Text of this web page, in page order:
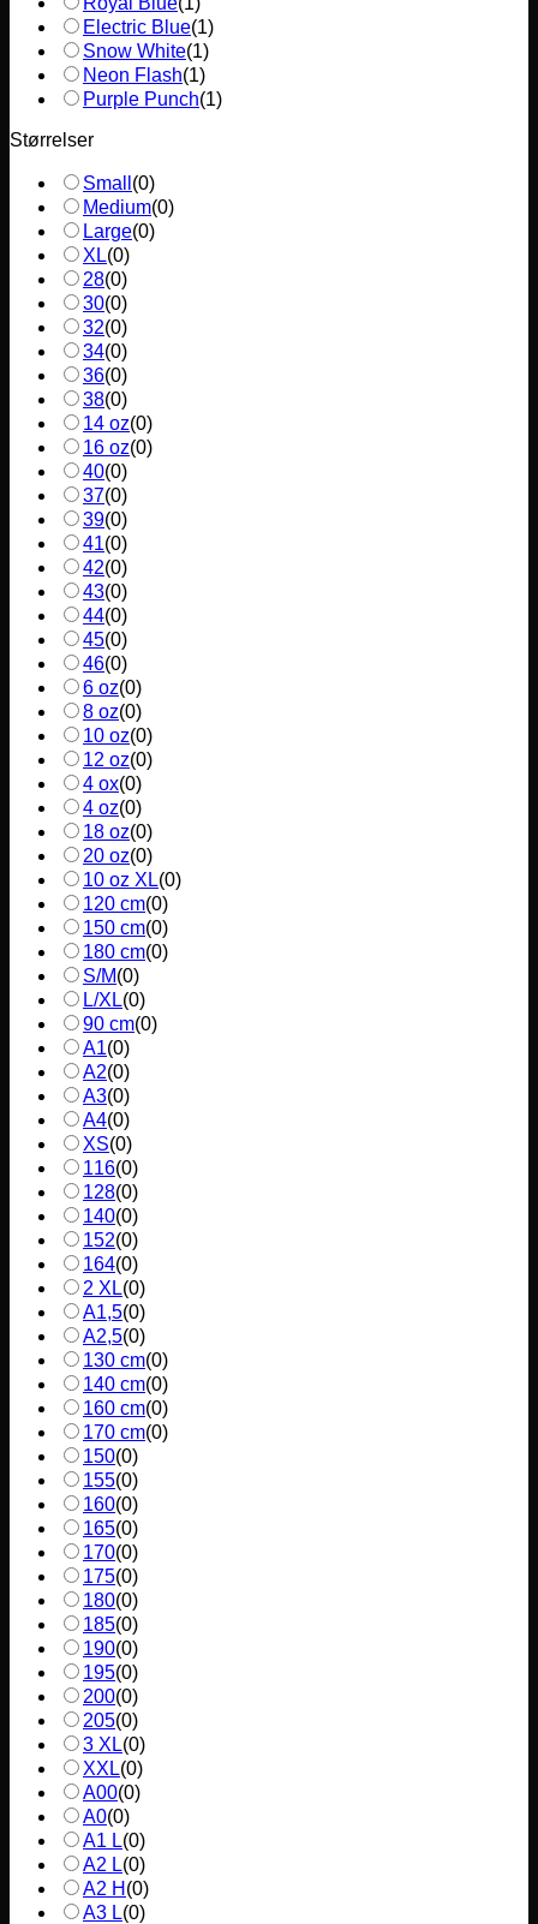
Electric Blue(1)
Snow White(1)
Neon Flash(1)
Purple Punch(1)
Størrelser
Small (0)
Medium(0)
Large(0)
XL(0)
28(0)
30(0)
32(0)
34(0)
36(0)
38(0)
14 oz(0)
16 oz(0)
40(0)
37(0)
39(0)
41(0)
42(0)
43(0)
44(0)
45(0)
46(0)
6 oz(0)
8 oz(0)
10 oz(0)
12 oz(0)
4 ox(0)
4 oz(0)
18 oz(0)
20 oz(0)
10 oz XL(0)
120 cm(0)
150 cm(0)
180 cm(0)
S/M(0)
L/XL(0)
90 cm(0)
A1(0)
A2(0)
A3(0)
A4(0)
XS(0)
116(0)
128(0)
140(0)
152(0)
164(0)
2 XL(0)
A1,5(0)
A2,5(0)
130 cm(0)
140 cm(0)
160 cm(0)
170 cm(0)
150(0)
155(0)
160(0)
165(0)
170(0)
175(0)
180(0)
185(0)
190(0)
195(0)
200(0)
205(0)
3 XL(0)
XXL(0)
A00(0)
A0(0)
A1 L(0)
A2 L(0)
A2 H (0)
A3 L(0)